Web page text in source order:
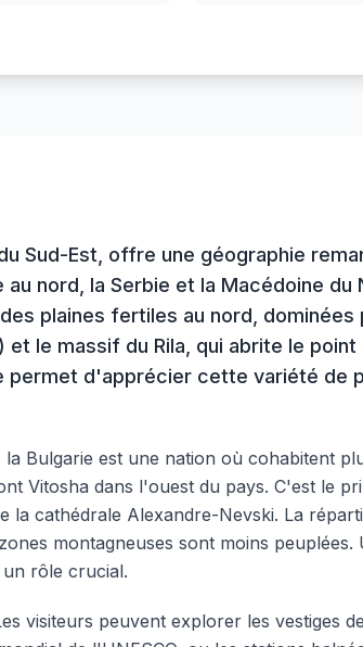
Sud-Est, offre une géographie
nord, la Serbie et la Macédoine
plaines fertiles au nord, dominées
le massif du Rila, qui abrite le
permet d'apprécier cette variété de
Bulgarie est une nation où cohabitent
Vitosha dans l'ouest du pays. C'est le
la cathédrale Alexandre-Nevski. La
montagneuses sont moins peuplées.
rôle crucial.
visiteurs peuvent explorer les vestiges